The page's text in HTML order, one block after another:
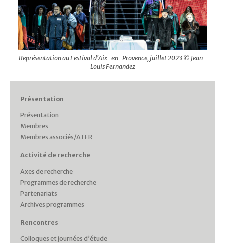
Représentation au Festival d'Aix-en-Provence, juillet 2023 © Jean-
Louis Fernandez
Présentation
Présentation
Membres
Membres associés/ATER
Activité de recherche
Axes de recherche
Programmes de recherche
Partenariats
Archives programmes
Rencontres
Colloques et journées d’étude